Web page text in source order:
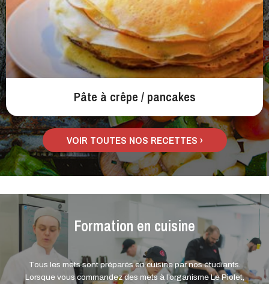
Pâte à crêpe / pancakes
VOIR TOUTES NOS RECETTES ›
Formation en cuisine
Tous les mets sont préparés en cuisine par nos étudiants.
Lorsque vous commandez des mets à l’organisme Le Piolet,